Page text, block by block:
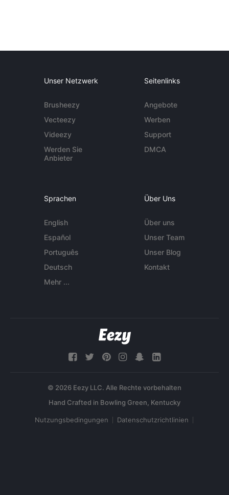
Unser Netzwerk
Brusheezy
Vecteezy
Videezy
Werden Sie
Anbieter
Seitenlinks
Angebote
Werben
Support
DMCA
Sprachen
English
Español
Português
Deutsch
Mehr ...
Über Uns
Über uns
Unser Team
Unser Blog
Kontakt
© 2026 Eezy LLC. Alle Rechte vorbehalten
Nutzungsbedingungen Datenschutzrichtlinien